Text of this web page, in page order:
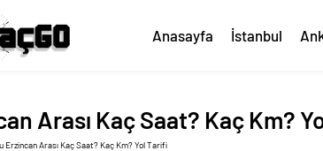
Anasayfa İstanbul
Arası Kaç Saat? Kaç Km?
Erzincan Arası Kaç Saat? Kaç Km? Yol Tarifi